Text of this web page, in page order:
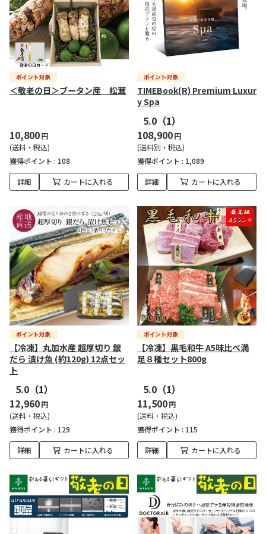
＜敬老の日＞ブータン産 松茸
10,800円
(送料・税込)
獲得ポイント : 108
詳細 カートに入れる
TIMEBook(R) Premium Luxur
y Spa
5.0 （1）
108,900円
(送料別・税込)
獲得ポイント : 1,089
詳細 カートに入れる
【冷凍】丸加水産 超厚切り 銀
だら 漬け魚 (約120g) 12点セッ
ト
5.0 （1）
12,960円
(送料・税込)
獲得ポイント : 129
詳細 カートに入れる
【冷凍】黒毛和牛 A5味比べ満
足８種セット800g
5.0 （1）
11,500円
(送料・税込)
獲得ポイント : 115
詳細 カートに入れる